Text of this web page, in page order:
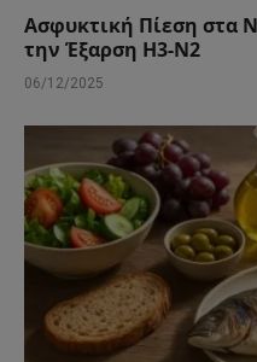
Ασφυκτική Πίεση στα
την Έξαρση H3-N2
06/12/2025